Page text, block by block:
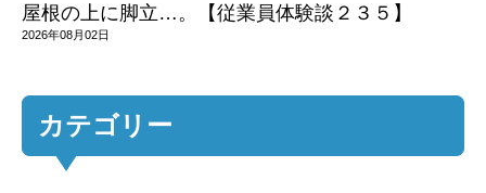
屋根の上に脚立…。【従業員体験談２３５】
2026年08月02日
カテゴリー